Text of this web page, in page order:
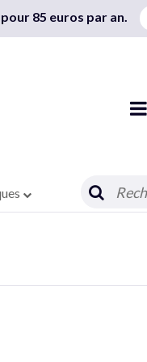
85 euros par an.